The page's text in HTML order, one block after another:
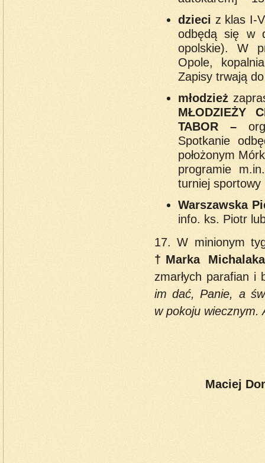
dzieci z klas I-
odbędą się w
opolskie). W
Opole,
Zapisy trwają
młodzież
MŁODZIEŻY
TABOR –
Spotkanie
położonym
programie
turniej sportowy
Warszawska
info. ks. Piotr
17. W minionym
†Marka
zmarłych parafian i
im dać, Panie, a
w pokoju wiecznym.
Maciej